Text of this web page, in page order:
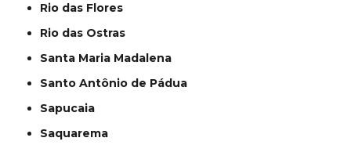
Rio das Flores
Rio das Ostras
Santa Maria Madalena
Santo Antônio de Pádua
Sapucaia
Saquarema